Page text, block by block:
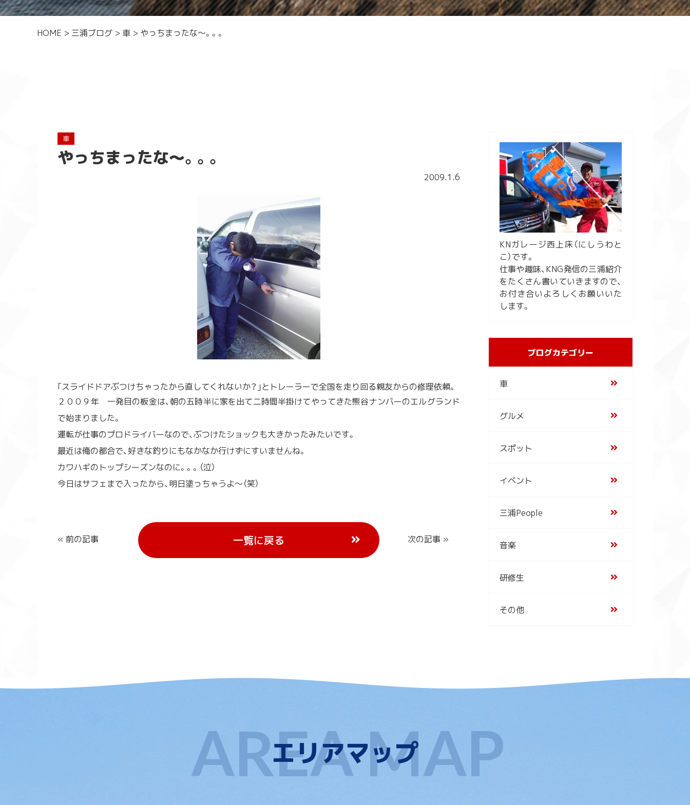
HOME > 三浦ブログ > 車 > やっちまったな～。。。
車
やっちまったな～。。。
2009.1.6
｢スライドドアぶつけちゃったから直してくれないか？｣とトレーラーで全国を走り回る親友からの修理依頼。
２００９年 一発目の板金は、朝の五時半に家を出て二時間半掛けてやってきた熊谷ナンバーのエルグランド
で始まりました。
運転が仕事のプロドライバーなので、ぶつけたショックも大きかったみたいです。
最近は俺の都合で、好きな釣りにもなかなか行けずにすいませんね。
カワハギのトップシーズンなのに。。。（泣）
今日はサフェまで入ったから、明日塗っちゃうよ～（笑）
« 前の記事 一覧に戻る 次の記事 »
KNガレージ西上床（にしうわと
こ）です。
仕事や趣味、KNG発信の三浦紹介
をたくさん書いていきますので、
お付き合いよろしくお願いいた
します。
ブログカテゴリー
車
グルメ
スポット
イベント
三浦People
音楽
研修生
その他
エリアマップ